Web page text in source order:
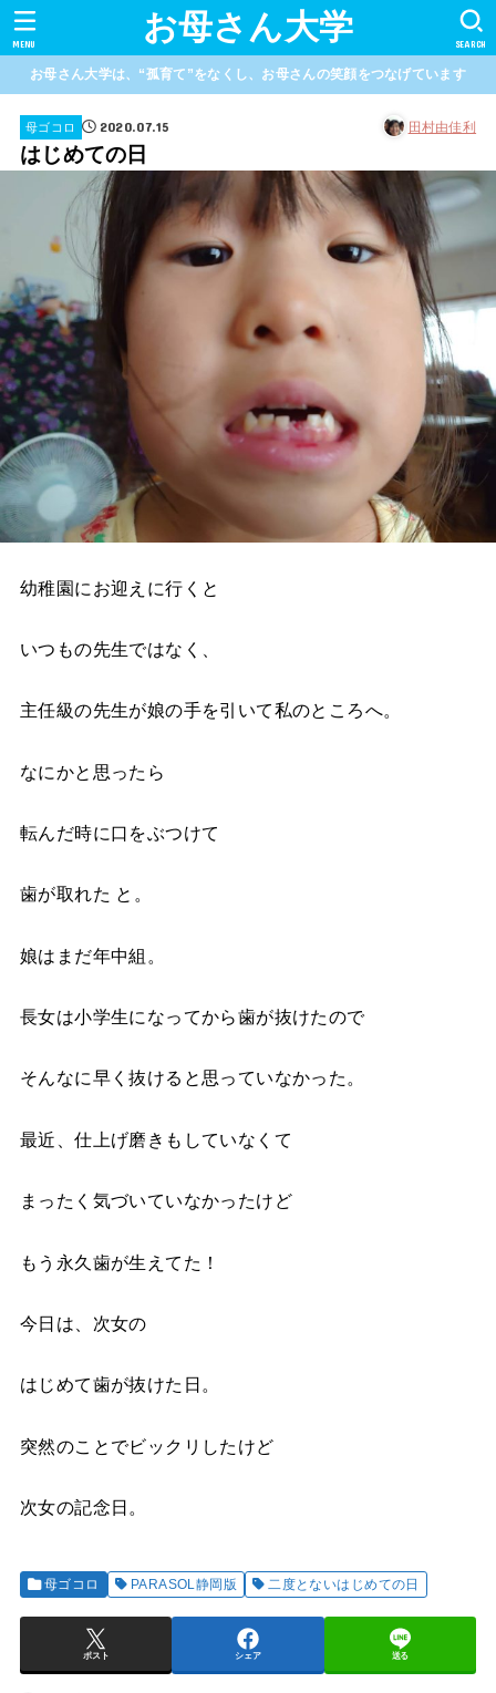
お母さん大学 SEARCH
MENU
お母さん大学は、“孤育て”をなくし、お母さんの笑顔をつなげています
母ゴコロ 2020.07.15 田村由佳利
はじめての日
幼稚園にお迎えに行くと
いつもの先生ではなく、
主任級の先生が娘の手を引いて私のところへ。
なにかと思ったら
転んだ時に口をぶつけて
歯が取れた と。
娘はまだ年中組。
長女は小学生になってから歯が抜けたので
そんなに早く抜けると思っていなかった。
最近、仕上げ磨きもしていなくて
まったく気づいていなかったけど
もう永久歯が生えてた！
今日は、次女の
はじめて歯が抜けた日。
突然のことでビックリしたけど
次女の記念日。
母ゴコロ PARASOL静岡版 二度とないはじめての日
ポスト シェア 送る